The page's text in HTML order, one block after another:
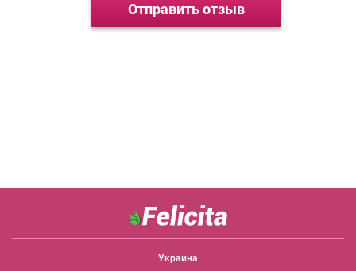
Отправить отзыв
Украина